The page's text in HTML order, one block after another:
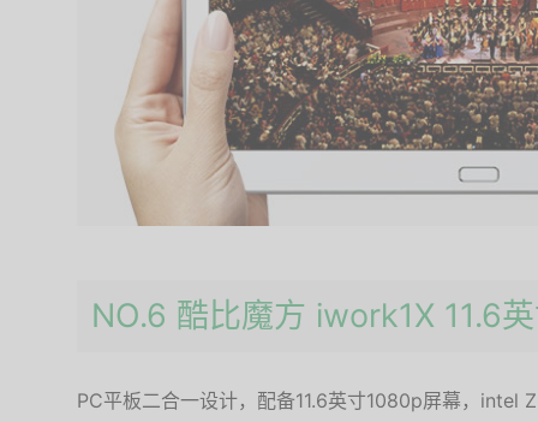
NO.6 酷比魔方 iwork1X 11.6
PC平板二合一设计，配备11.6英寸1080p屏幕，intel